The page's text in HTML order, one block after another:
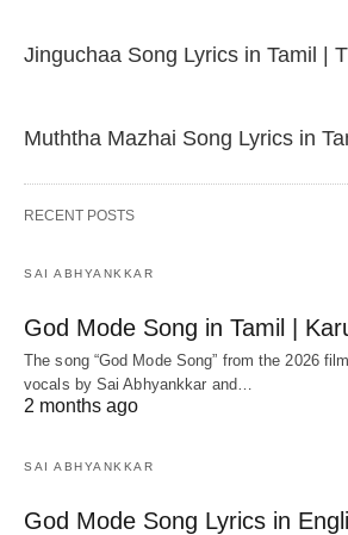
Jinguchaa Song Lyrics in Tamil |
Muththa Mazhai Song Lyrics in
RECENT POSTS
SAI ABHYANKKAR
God Mode Song in Tamil |
The song “God Mode Song” from the 2026
vocals by Sai Abhyankkar‬ and…
2 months ago
SAI ABHYANKKAR
God Mode Song Lyrics in